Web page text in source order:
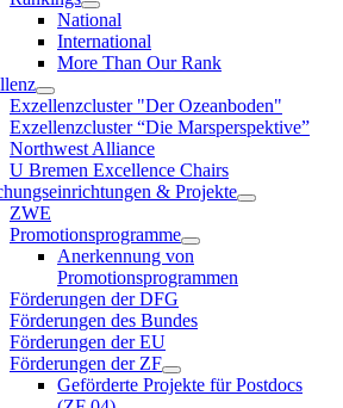
National
International
More Than Our Rank
Exzellenzcluster "Der Ozeanboden"
Exzellenzcluster “Die Marsperspektive”
Northwest Alliance
U Bremen Excellence Chairs
& Projekte
ZWE
Promotionsprogramme
Anerkennung von
Promotionsprogrammen
Förderungen der DFG
Förderungen des Bundes
Förderungen der EU
Förderungen der ZF
Geförderte Projekte für Postdocs